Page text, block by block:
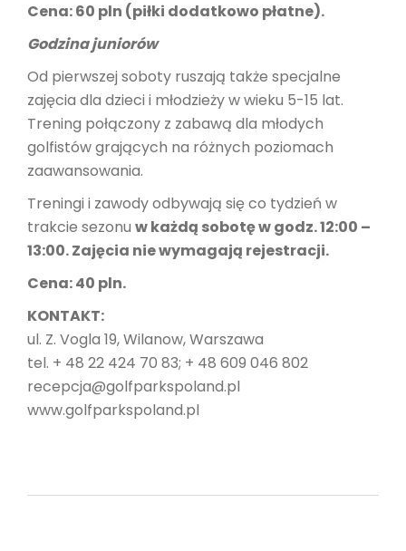
Cena: 60 pln (piłki dodatkowo płatne).
Godzina juniorów
Od pierwszej soboty ruszają także specjalne
zajęcia dla dzieci i młodzieży w wieku 5-15 lat.
Trening połączony z zabawą dla młodych
golfistów grających na różnych poziomach
zaawansowania.
Treningi i zawody odbywają się co tydzień w
trakcie sezonu w każdą sobotę w godz. 12:00 –
13:00. Zajęcia nie wymagają rejestracji.
Cena: 40 pln.
KONTAKT:
ul. Z. Vogla 19, Wilanow, Warszawa
tel. + 48 22 424 70 83; + 48 609 046 802
recepcja@golfparkspoland.pl
www.golfparkspoland.pl